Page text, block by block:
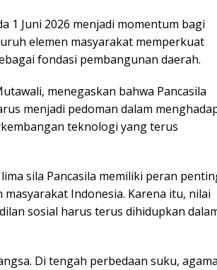
1 Juni 2026 menjadi momentum bagi
elemen masyarakat memperkuat
fondasi pembangunan daerah.
menegaskan bahwa Pancasila
menjadi pedoman dalam
teknologi yang terus
sila Pancasila memiliki peran
Indonesia. Karena itu, nilai
sosial harus terus dihidupkan
Di tengah perbedaan suku,